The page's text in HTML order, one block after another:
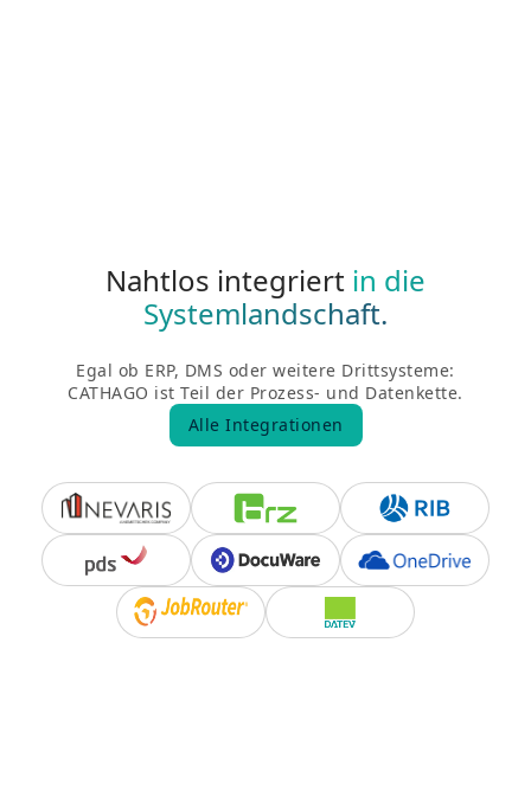
Nahtlos integriert in die
Systemlandschaft.
Egal ob ERP, DMS oder weitere Drittsysteme:
CATHAGO ist Teil der Prozess- und Datenkette.
Alle Integrationen
Alle Integrationen